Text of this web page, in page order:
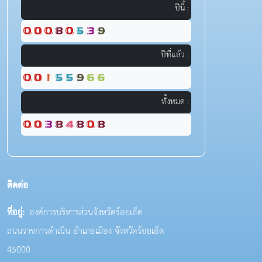
ปีนี้ :
ปีที่แล้ว :
ทั้งหมด :
ติดต่อ
ที่อยู่: องค์การบริหารส่วนจังหวัดร้อยเอ็ด
ถนนราชการดำเนิน อำเภอเมือง จังหวัดร้อยเอ็ด
45000